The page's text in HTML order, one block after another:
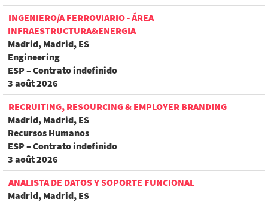
INGENIERO/A FERROVIARIO - ÁREA
INFRAESTRUCTURA&ENERGIA
Madrid, Madrid, ES
Engineering
ESP – Contrato indefinido
3 août 2026
RECRUITING, RESOURCING & EMPLOYER BRANDING
Madrid, Madrid, ES
Recursos Humanos
ESP – Contrato indefinido
3 août 2026
ANALISTA DE DATOS Y SOPORTE FUNCIONAL
Madrid, Madrid, ES